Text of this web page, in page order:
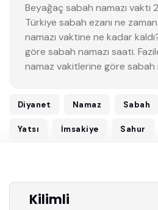
Beyağaç sabah namazı vakti
Türkiye sabah ezanı ne
namazı vaktine ne kadar
göre sabah namazı saati.
namaz vakitlerine göre sabah
Diyanet Namaz Sabah
Yatsı İmsakiye Sahur
Kilimli